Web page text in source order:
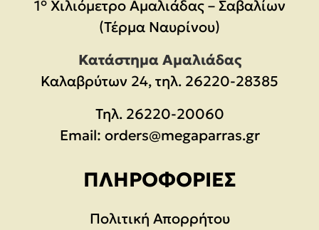
1° Χιλιόμετρο Αμαλιάδας – Σαβαλίων
(Τέρμα Ναυρίνου)
Κατάστημα Αμαλιάδας
Καλαβρύτων 24, τηλ. 26220-28385
Τηλ. 26220-20060
Email: orders@megaparras.gr
ΠΛΗΡΟΦΟΡΊΕΣ
Πολιτική Απορρήτου